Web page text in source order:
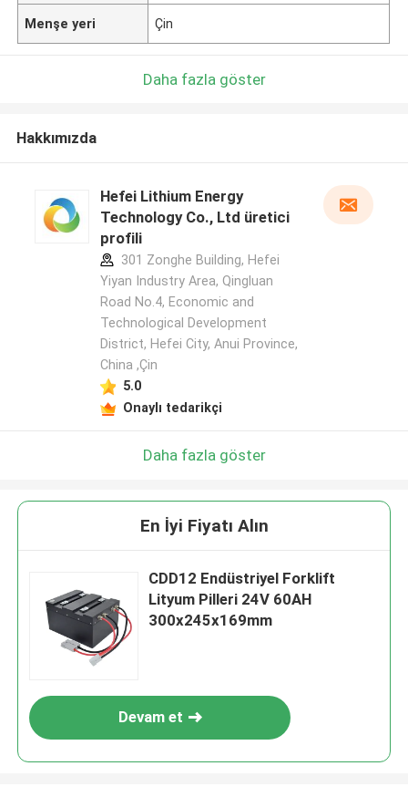
Menşe yeri Çin
Daha fazla göster
Hakkımızda
Hefei Lithium Energy
Technology Co., Ltd üretici
profili
301 Zonghe Building, Hefei
Yiyan Industry Area, Qingluan
Road No.4, Economic and
Technological Development
District, Hefei City, Anui Province,
China ,Çin
5.0
Onaylı tedarikçi
Daha fazla göster
En İyi Fiyatı Alın
CDD12 Endüstriyel Forklift
Lityum Pilleri 24V 60AH
300x245x169mm
Devam et